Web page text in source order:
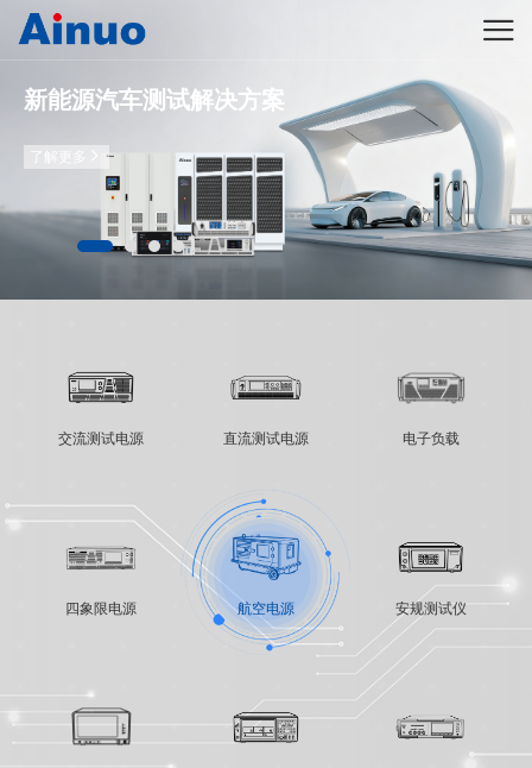
新能源汽车测试解决方案
了解更多
交流测试电源 直流测试电源 电子负载
四象限电源 航空电源 安规测试仪